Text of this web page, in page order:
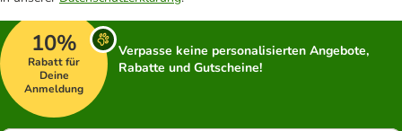
10%
Rabatt für
Deine
Anmeldung
Verpasse keine personalisierten Angebote,
Rabatte und Gutscheine!